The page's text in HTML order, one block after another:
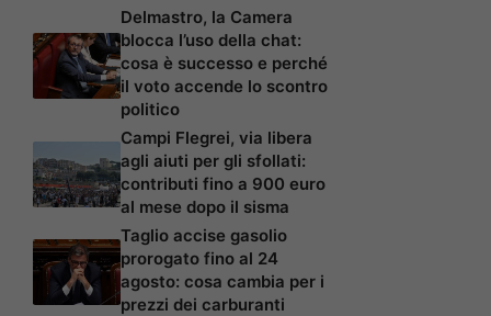
Delmastro, la Camera
blocca l’uso della chat:
cosa è successo e perché
il voto accende lo scontro
politico
Campi Flegrei, via libera
agli aiuti per gli sfollati:
contributi fino a 900 euro
al mese dopo il sisma
Taglio accise gasolio
prorogato fino al 24
agosto: cosa cambia per i
prezzi dei carburanti